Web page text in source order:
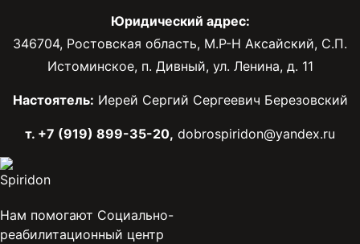
Юридический адрес:
346704, Ростовская область, М.Р-Н Аксайский, С.П.
Истоминское, п. Дивный, ул. Ленина, д. 11
Настоятель: Иерей Сергий Сергеевич Березовский
т. +7 (919) 899-35-20, dobrospiridon@yandex.ru
Нам помогают Социально-
реабилитационный центр